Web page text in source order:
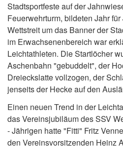
Stadtsportfeste auf der
Feuerwehrturm, bildeten Jahr
Wettstreit um das Banner der
im Erwachsenenbereich war
Leichtathleten. Die Startlöcher
Aschenbahn "gebuddelt", der
Dreieckslatte vollzogen, der
jenseits der Hecke auf den
Einen neuen Trend in der
das Vereinsjubiläum des SSV
- Jährigen hatte "Fitti" Fritz
den Vereinsvorsitzenden Heinz